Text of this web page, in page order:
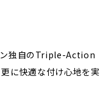
ン独自のTriple-Action
に快適な付け心地を実